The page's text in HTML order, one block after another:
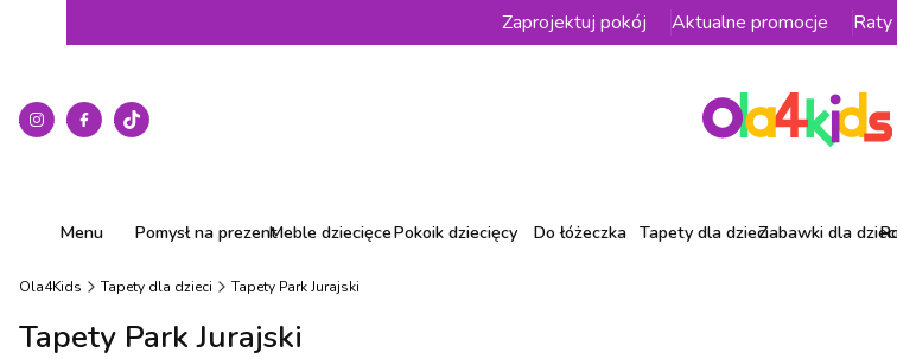
Zaprojektuj pokój Aktualne promocje
Menu Pomysł na prezentMeble dziecięcePokoik dziecięcy Do łóżeczka Tapety dla dzieciZabawki dla
Ola4Kids Tapety dla dzieci Tapety Park Jurajski
Tapety Park Jurajski